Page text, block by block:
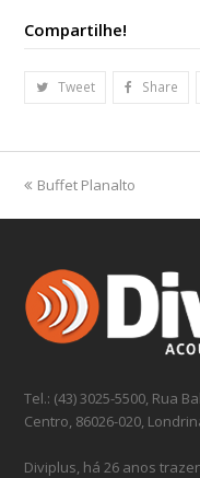
Compartilhe!
Tweet Share
previous
Buffet Planalto
Tel.: (43) 3025-5500, Rua
Centro, 86026-020,
Diviplus, há 26 anos